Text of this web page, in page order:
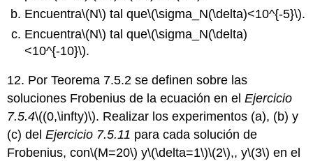
Encuentra\(N\) tal que\(\sigma_N(\delta)<10^{-5}\).
Encuentra\(N\) tal que\(\sigma_N(\delta)
<10^{-10}\).
12. Por Teorema 7.5.2 se definen sobre las
soluciones Frobenius de la ecuación en elEjercicio
7.5.4\((0,\infty)\). Realizar los experimentos (a), (b) y
(c) delEjercicio 7.5.11 para cada solución de
Frobenius, con\(M=20\) y\(\delta=1\)\(2\),, y\(3\) en el